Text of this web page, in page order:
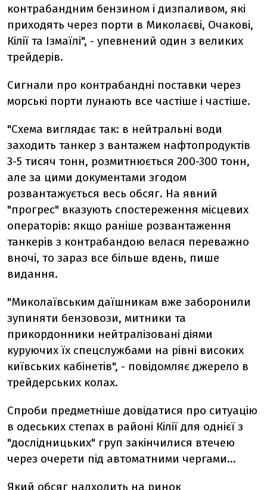
контрабандним бензином і дизпаливом, які
приходять через порти в Миколаєві, Очакові,
Кілії та Ізмаїлі", - упевнений один з великих
трейдерів.
Сигнали про контрабандні поставки через
морські порти лунають все частіше і частіше.
"Схема виглядає так: в нейтральні води
заходить танкер з вантажем нафтопродуктів
3-5 тисяч тонн, розмитнюється 200-300 тонн,
але за цими документами згодом
розвантажується весь обсяг. На явний
"прогрес" вказують спостереження місцевих
операторів: якщо раніше розвантаження
танкерів з контрабандою велася переважно
вночі, то зараз все більше вдень, пише
видання.
"Миколаївським даїшникам вже заборонили
зупиняти бензовози, митники та
прикордонники нейтралізовані діями
куруючих їх спецслужбами на рівні високих
київських кабінетів", - повідомляє джерело в
трейдерських колах.
Спроби предметніше довідатися про ситуацію
в одеських степах в районі Кілії для однієї з
"дослідницьких" груп закінчилися втечею
через очерети під автоматними чергами...
Який обсяг надходить на ринок